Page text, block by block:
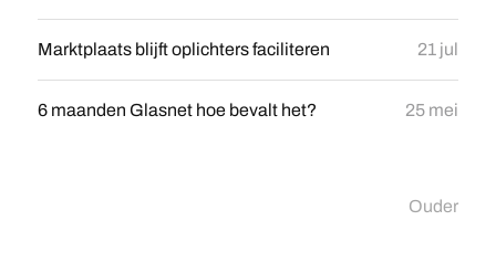
Marktplaats blijft oplichters faciliteren 21 jul
6 maanden Glasnet hoe bevalt het? 25 mei
Ouder